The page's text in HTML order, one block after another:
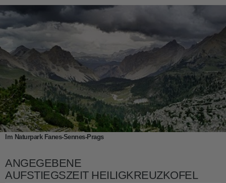
Im Naturpark Fanes-Sennes-Prags
ANGEGEBENE
AUFSTIEGSZEIT HEILIGKREUZKOFEL